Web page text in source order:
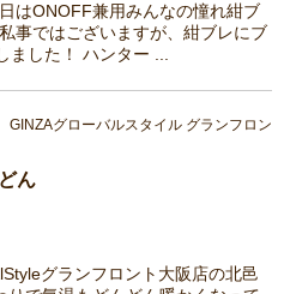
はONOFF兼用みんなの憧れ紺ブ
事ではございますが、紺ブレにブ
した！ ハンター ...
グローバルスタイル グランフロン
ん
グランフロント大阪店の北邑